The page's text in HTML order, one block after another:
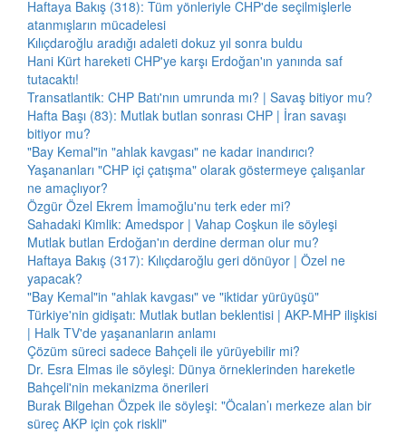
Haftaya Bakış (318): Tüm yönleriyle CHP'de seçilmişlerle
atanmışların mücadelesi
Kılıçdaroğlu aradığı adaleti dokuz yıl sonra buldu
Hani Kürt hareketi CHP'ye karşı Erdoğan'ın yanında saf
tutacaktı!
Transatlantik: CHP Batı'nın umrunda mı? | Savaş bitiyor mu?
Hafta Başı (83): Mutlak butlan sonrası CHP | İran savaşı
bitiyor mu?
"Bay Kemal"in "ahlak kavgası" ne kadar inandırıcı?
Yaşananları "CHP içi çatışma" olarak göstermeye çalışanlar
ne amaçlıyor?
Özgür Özel Ekrem İmamoğlu'nu terk eder mi?
Sahadaki Kimlik: Amedspor | Vahap Coşkun ile söyleşi
Mutlak butlan Erdoğan'ın derdine derman olur mu?
Haftaya Bakış (317): Kılıçdaroğlu geri dönüyor | Özel ne
yapacak?
"Bay Kemal"in "ahlak kavgası" ve "iktidar yürüyüşü"
Türkiye'nin gidişatı: Mutlak butlan beklentisi | AKP-MHP ilişkisi
| Halk TV'de yaşananların anlamı
Çözüm süreci sadece Bahçeli ile yürüyebilir mi?
Dr. Esra Elmas ile söyleşi: Dünya örneklerinden hareketle
Bahçeli'nin mekanizma önerileri
Burak Bilgehan Özpek ile söyleşi: "Öcalan’ı merkeze alan bir
süreç AKP için çok riskli"